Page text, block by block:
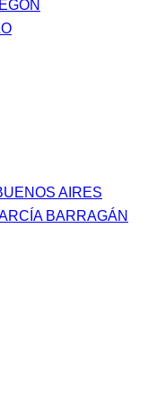
AIRES
BARRAGÁN